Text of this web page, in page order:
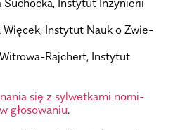
Wię­cek, Insty­tut Nauk o Zwie­
Raj­chert, Insty­tut
się z syl­wet­kami nomi­
gło­so­wa­niu.